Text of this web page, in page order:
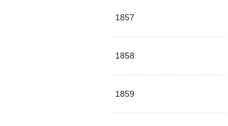
1857
1858
1859